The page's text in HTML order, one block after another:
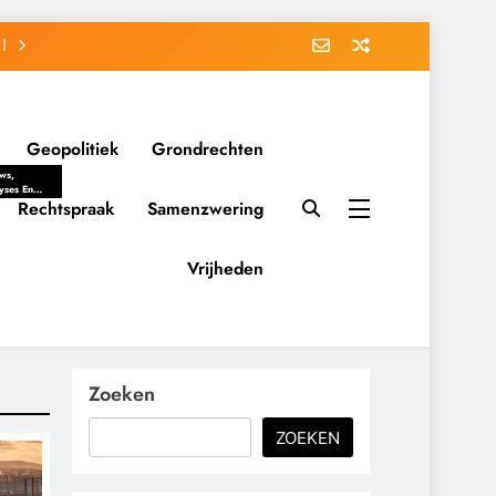
Geopolitiek Grondrechten
En
Politieke
Belangen
Rechtspraak Samenzwering
Vrijheden
Zoeken
ZOEKEN